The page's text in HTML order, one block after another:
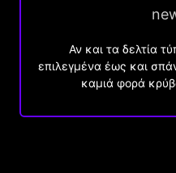
Αν και τα δελτία
επιλεγμένα έως και
καμιά φορά